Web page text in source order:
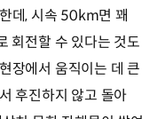
데, 시속 50km면 꽤
회전할 수 있다는 것도
장에서 움직이는 데 큰
후진하지 않고 돌아